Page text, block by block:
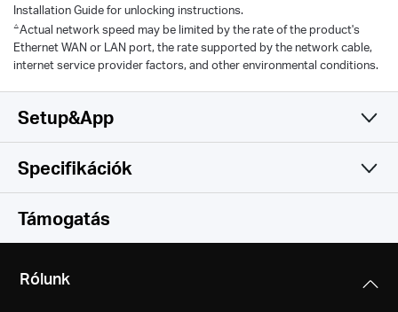
Installation Guide for unlocking instructions.
△Actual network speed may be limited by the rate of the product's
Ethernet WAN or LAN port, the rate supported by the network cable,
internet service provider factors, and other environmental conditions.
Setup&App
Simple and Functional
Specifikációk
Vezeték nélküli
EU:
Támogatás
Rólunk